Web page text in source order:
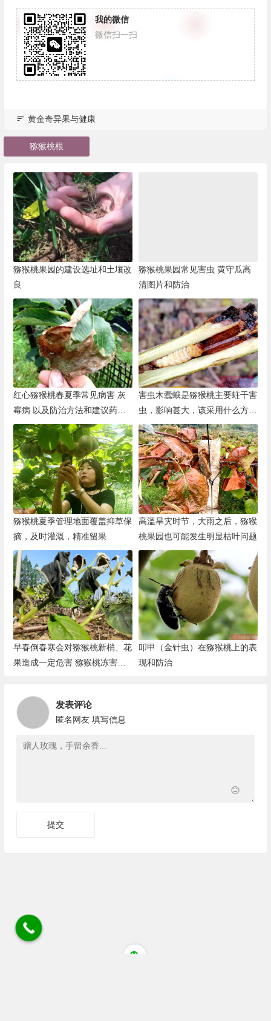
我的微信
微信扫一扫
黄金奇异果与健康
猕猴桃根
猕猴桃果园的建设选址和土壤改
良
猕猴桃果园常见害虫 黄守瓜高
清图片和防治
红心猕猴桃春夏季常见病害 灰
霉病 以及防治方法和建议药品
使用
害虫木蠹蛾是猕猴桃主要蛀干害
虫，影响甚大，该采用什么方法
防治
猕猴桃夏季管理地面覆盖抑草保
摘，及时灌溉，精准留果
高溫旱灾时节，大雨之后，猕猴
桃果园也可能发生明显枯叶问题
早春倒春寒会对猕猴桃新梢、花
果造成一定危害 猕猴桃冻害表
叩甲（金针虫）在猕猴桃上的表
现和防治
发表评论
匿名网友 填写信息